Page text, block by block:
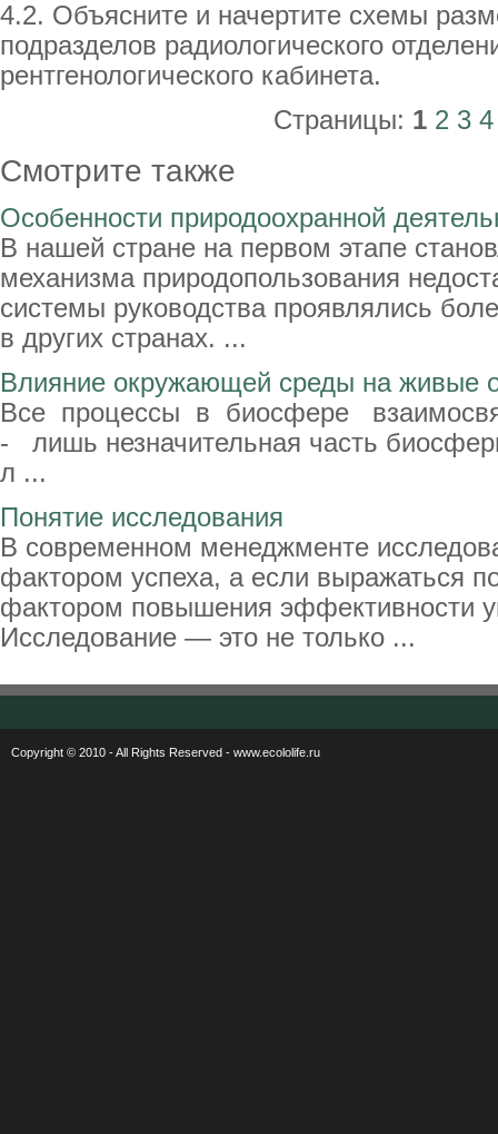
4.2. Объясните и начертите схемы
подразделов радиологического
рентгенологического кабинета.
Страницы: 1 2 3 4
Смотрите также
Особенности природоохранной
В нашей стране на первом этапе
механизма природопользования
системы руководства проявлялись
в других странах. ...
Влияние окружающей среды на живые
Все процессы в биосфере
- лишь незначительная часть
л ...
Понятие исследования
В современном менеджменте
фактором успеха, а если выражаться
фактором повышения эффективности
Исследование — это не только ...
Copyright © 2010 - All Rights Reserved - www.ecololife.ru